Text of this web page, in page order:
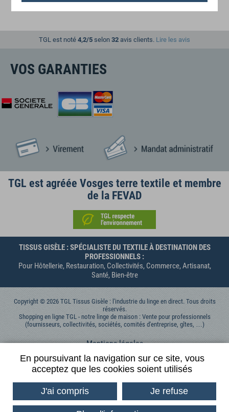
TGL est noté 4,2/5 selon 32 avis clients. Lire les avis
VOS GARANTIES
TGL est agréée Vosges terre textile et membre
de la FEVAD
TISSUS GISÈLE : SPÉCIALISTE DU TEXTILE À DESTINATION DES
PROFESSIONNELS :
Pour Hôtellerie, Restauration, Collectivités, Commerce, Artisanat,
Santé, Bien-être
Copyright © 2026 TGL Tissus Gisèle : l'industrie du linge en direct. Tous droits
réservés.
Shopping en ligne TGL - notre linge de maison : Vente pour professionnels
(fournisseurs, collectivités, sociétés, comités d'entreprise, gîtes, …)
Mentions légales
Données personnelles
Contactez-nous
Conditions générales de vente
Conditions Générales d'Utilisation
En poursuivant la navigation sur ce site, vous
acceptez que les cookies soient utilisés
J'ai compris Je refuse